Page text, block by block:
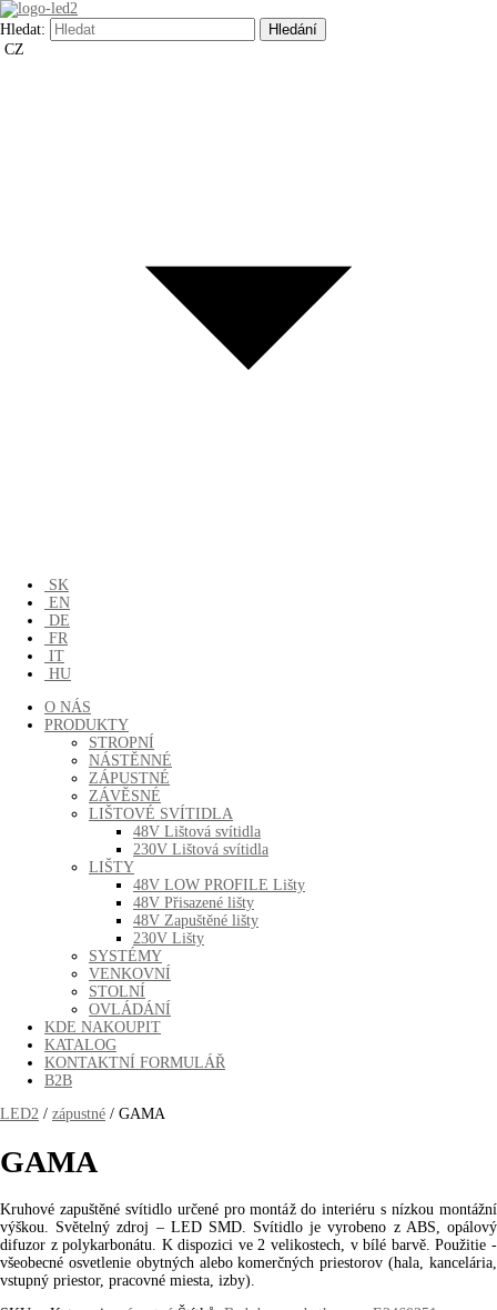
Hledat:
CZ
SK
EN
DE
FR
IT
HU
O NÁS
PRODUKTY
STROPNÍ
NÁSTĚNNÉ
ZÁPUSTNÉ
ZÁVĚSNÉ
LIŠTOVÉ SVÍTIDLA
48V Lištová svítidla
230V Lištová svítidla
LIŠTY
48V LOW PROFILE Lišty
48V Přisazené lišty
48V Zapuštěné lišty
230V Lišty
SYSTÉMY
VENKOVNÍ
STOLNÍ
OVLÁDÁNÍ
KDE NAKOUPIT
KATALOG
KONTAKTNÍ FORMULÁŘ
B2B
LED2 / zápustné / GAMA
GAMA
Kruhové zapuštěné svítidlo určené pro montáž do interiéru s nízkou montážní
výškou. Světelný zdroj – LED SMD. Svítidlo je vyrobeno z ABS, opálový
difuzor z polykarbonátu. K dispozici ve 2 velikostech, v bílé barvě. Použitie -
všeobecné osvetlenie obytných alebo komerčných priestorov (hala, kancelária,
vstupný priestor, pracovné miesta, izby).